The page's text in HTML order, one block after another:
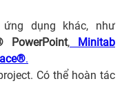
dụng khác, như
PowerPoint,
Minitab
.
Có thể hoàn tác